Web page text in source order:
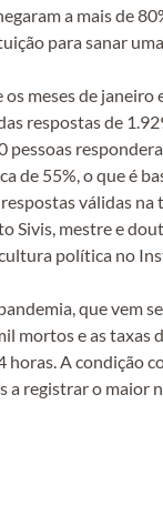
a mais de
para sanar uma
meses de janeiro
respostas de
pessoas
de 55%, o que é
válidas
Sivis, mestre e
política no
que vem
mortos e as taxas
horas. A condição
a registrar o maior